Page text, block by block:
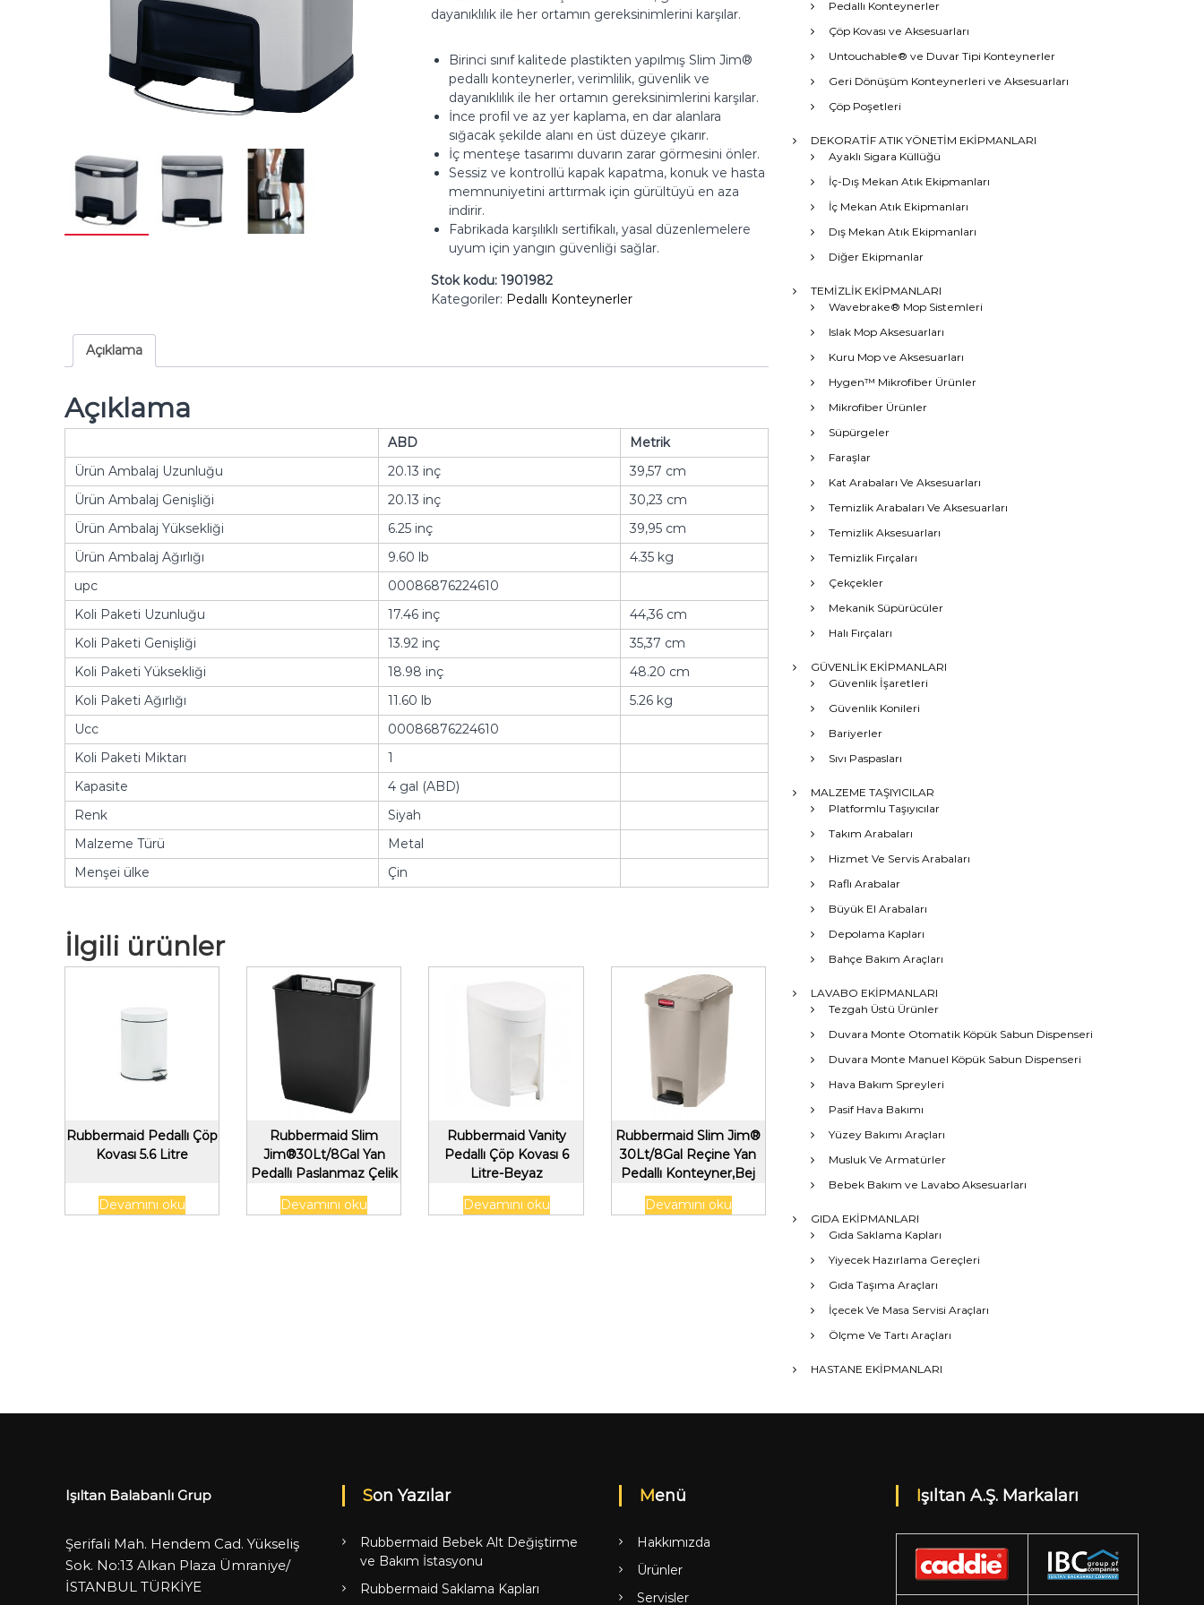
dayanıklılık ile her ortamın gereksinimlerini karşılar.
Birinci sınıf kalitede plastikten yapılmış Slim Jim®
pedallı konteynerler, verimlilik, güvenlik ve
dayanıklılık ile her ortamın gereksinimlerini karşılar.
İnce profil ve az yer kaplama, en dar alanlara
sığacak şekilde alanı en üst düzeye çıkarır.
İç menteşe tasarımı duvarın zarar görmesini önler.
Sessiz ve kontrollü kapak kapatma, konuk ve hasta
memnuniyetini arttırmak için gürültüyü en aza
indirir.
Fabrikada karşılıklı sertifikalı, yasal düzenlemelere
uyum için yangın güvenliği sağlar.
Stok kodu: 1901982
Kategoriler: Pedallı Konteynerler
Açıklama
Açıklama
ABD
Metrik
Ürün Ambalaj Uzunluğu
20.13 inç
39,57 cm
Ürün Ambalaj Genişliği
20.13 inç
30,23 cm
Ürün Ambalaj Yüksekliği
6.25 inç
39,95 cm
Ürün Ambalaj Ağırlığı
9.60 lb
4.35 kg
upc
00086876224610
Koli Paketi Uzunluğu
17.46 inç
44,36 cm
Koli Paketi Genişliği
13.92 inç
35,37 cm
Koli Paketi Yüksekliği
18.98 inç
48.20 cm
Koli Paketi Ağırlığı
11.60 lb
5.26 kg
Ucc
00086876224610
Koli Paketi Miktarı
1
Kapasite
4 gal (ABD)
Renk
Siyah
Malzeme Türü
Metal
Menşei ülke
Çin
İlgili ürünler
Rubbermaid Pedallı Çöp
Kovası 5.6 Litre
Devamını oku
Rubbermaid Slim
Jim®30Lt/8Gal Yan
Pedallı Paslanmaz Çelik
Konteyner için Astar
Devamını oku
Rubbermaid Vanity
Pedallı Çöp Kovası 6
Litre-Beyaz
Devamını oku
Rubbermaid Slim Jim®
30Lt/8Gal Reçine Yan
Pedallı Konteyner,Bej
Devamını oku
Pedallı Konteynerler
Çöp Kovası ve Aksesuarları
Untouchable® ve Duvar Tipi Konteynerler
Geri Dönüşüm Konteynerleri ve Aksesuarları
Çöp Poşetleri
DEKORATİF ATIK YÖNETİM EKİPMANLARI
Ayaklı Sigara Küllüğü
İç-Dış Mekan Atık Ekipmanları
İç Mekan Atık Ekipmanları
Dış Mekan Atık Ekipmanları
Diğer Ekipmanlar
TEMİZLİK EKİPMANLARI
Wavebrake® Mop Sistemleri
Islak Mop Aksesuarları
Kuru Mop ve Aksesuarları
Hygen™ Mikrofiber Ürünler
Mikrofiber Ürünler
Süpürgeler
Faraşlar
Kat Arabaları Ve Aksesuarları
Temizlik Arabaları Ve Aksesuarları
Temizlik Aksesuarları
Temizlik Fırçaları
Çekçekler
Mekanik Süpürücüler
Halı Fırçaları
GÜVENLİK EKİPMANLARI
Güvenlik İşaretleri
Güvenlik Konileri
Bariyerler
Sıvı Paspasları
MALZEME TAŞIYICILAR
Platformlu Taşıyıcılar
Takım Arabaları
Hizmet Ve Servis Arabaları
Raflı Arabalar
Büyük El Arabaları
Depolama Kapları
Bahçe Bakım Araçları
LAVABO EKİPMANLARI
Tezgah Üstü Ürünler
Duvara Monte Otomatik Köpük Sabun Dispenseri
Duvara Monte Manuel Köpük Sabun Dispenseri
Hava Bakım Spreyleri
Pasif Hava Bakımı
Yüzey Bakımı Araçları
Musluk Ve Armatürler
Bebek Bakım ve Lavabo Aksesuarları
GIDA EKİPMANLARI
Gıda Saklama Kapları
Yiyecek Hazırlama Gereçleri
Gıda Taşıma Araçları
İçecek Ve Masa Servisi Araçları
Ölçme Ve Tartı Araçları
HASTANE EKİPMANLARI
Işıltan Balabanlı Grup
Şerifali Mah. Hendem Cad. Yükseliş
Sok. No:13 Alkan Plaza Ümraniye/
İSTANBUL TÜRKİYE
Son Yazılar
Rubbermaid Bebek Alt Değiştirme
ve Bakım İstasyonu
Rubbermaid Saklama Kapları
Menü
Hakkımızda
Ürünler
Servisler
Işıltan A.Ş. Markaları